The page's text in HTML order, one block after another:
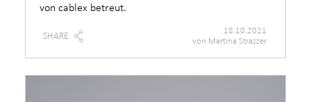
von cablex betreut.
SHARE
18.10.2021
von Martina Strazzer